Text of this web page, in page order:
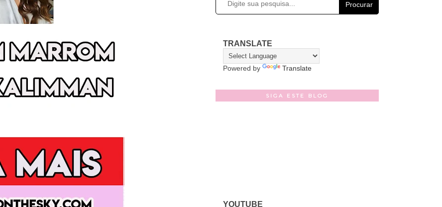
Procurar
TRANSLATE
Powered by Translate
SIGA ESTE BLOG
YOUTUBE